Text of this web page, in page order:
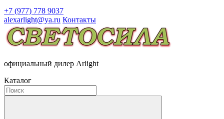
+7 (977) 778 9037
alexarlight@ya.ru Контакты
официальный дилер Arlight
Каталог